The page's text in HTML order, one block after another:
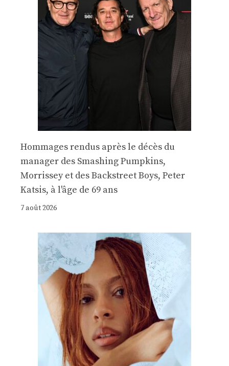
Hommages rendus après le décès du
manager des Smashing Pumpkins,
Morrissey et des Backstreet Boys, Peter
Katsis, à l'âge de 69 ans
7 août 2026